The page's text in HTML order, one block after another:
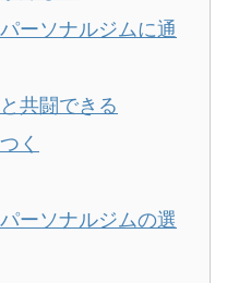
ーソナルジムに通
共闘できる
く
ーソナルジムの選